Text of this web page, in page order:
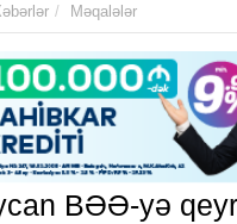
Məqalələr
BƏƏ-yə